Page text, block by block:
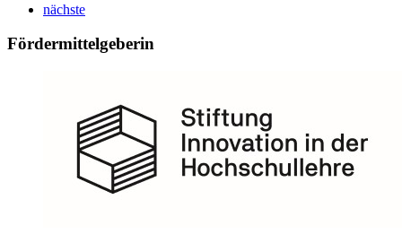
nächste
Fördermittelgeberin